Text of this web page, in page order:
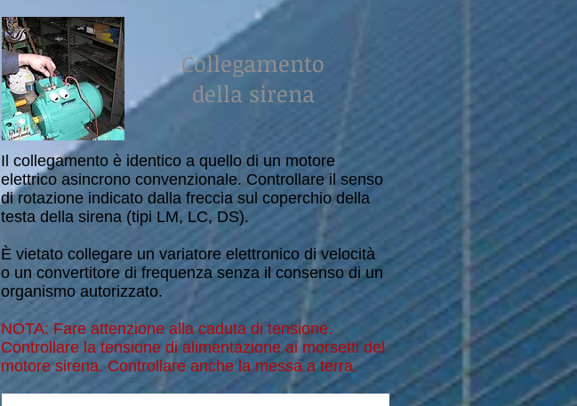
Collegamento
della sirena
Il collegamento è identico a quello di un motore
elettrico asincrono convenzionale. Controllare il senso
di rotazione indicato dalla freccia sul coperchio della
testa della sirena (tipi LM, LC, DS).
È vietato collegare un variatore elettronico di velocità
o un convertitore di frequenza senza il consenso di un
organismo autorizzato.
NOTA: Fare attenzione alla caduta di tensione.
Controllare la tensione di alimentazione ai morsetti del
motore sirena. Controllare anche la messa a terra.